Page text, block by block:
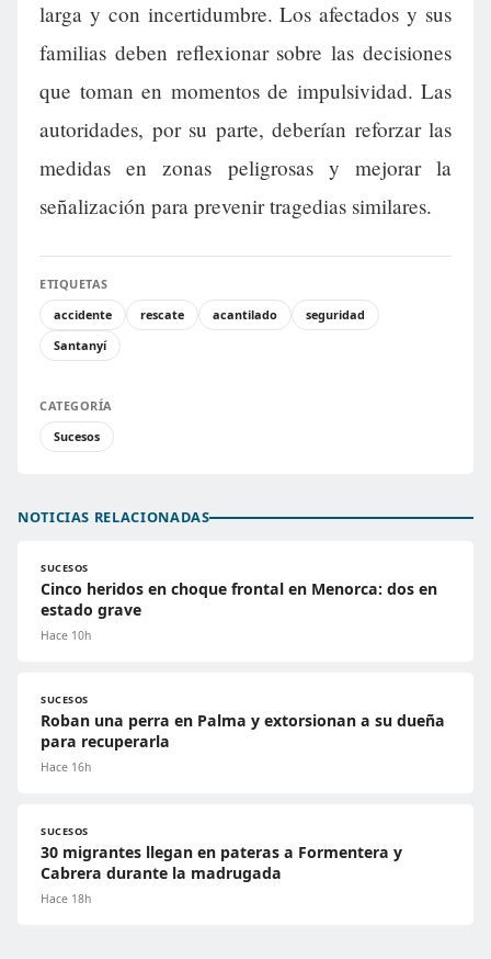
larga y con incertidumbre. Los afectados y sus
familias deben reflexionar sobre las decisiones
que toman en momentos de impulsividad. Las
autoridades, por su parte, deberían reforzar las
medidas en zonas peligrosas y mejorar la
señalización para prevenir tragedias similares.
ETIQUETAS
accidente
rescate acantilado
seguridad
Santanyí
CATEGORÍA
Sucesos
NOTICIAS RELACIONADAS
SUCESOS
Cinco heridos en choque frontal en Menorca: dos en
estado grave
Hace 10h
SUCESOS
Roban una perra en Palma y extorsionan a su dueña
para recuperarla
Hace 16h
SUCESOS
30 migrantes llegan en pateras a Formentera y
Cabrera durante la madrugada
Hace 18h